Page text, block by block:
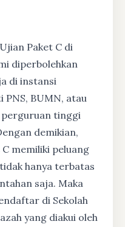
Paket C di
diperbolehkan
di instansi
BUMN, atau
perguruan tinggi
demikian,
C memiliki peluang
hanya terbatas
saja. Maka
di Sekolah
yang diakui oleh